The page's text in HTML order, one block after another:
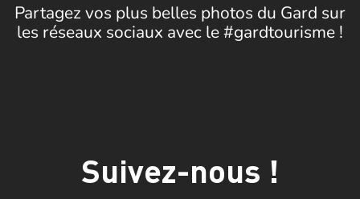
Partagez vos plus belles photos du Gard sur
les réseaux sociaux avec le #gardtourisme !
Suivez-nous !